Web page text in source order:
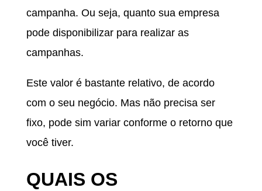
campanha. Ou seja, quanto sua empresa
pode disponibilizar para realizar as
campanhas.
Este valor é bastante relativo, de acordo
com o seu negócio. Mas não precisa ser
fixo, pode sim variar conforme o retorno que
você tiver.
QUAIS OS